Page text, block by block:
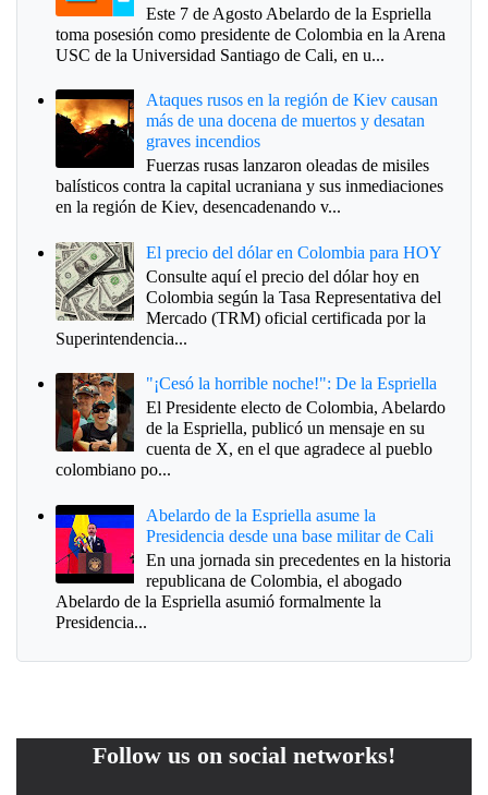
Este 7 de Agosto Abelardo de la Espriella
toma posesión como presidente de Colombia en la Arena
USC de la Universidad Santiago de Cali, en u...
Ataques rusos en la región de Kiev causan
más de una docena de muertos y desatan
graves incendios
Fuerzas rusas lanzaron oleadas de misiles
balísticos contra la capital ucraniana y sus inmediaciones
en la región de Kiev, desencadenando v...
El precio del dólar en Colombia para HOY
Consulte aquí el precio del dólar hoy en
Colombia según la Tasa Representativa del
Mercado (TRM) oficial certificada por la
Superintendencia...
"¡Cesó la horrible noche!": De la Espriella
El Presidente electo de Colombia, Abelardo
de la Espriella, publicó un mensaje en su
cuenta de X, en el que agradece al pueblo
colombiano po...
Abelardo de la Espriella asume la
Presidencia desde una base militar de Cali
En una jornada sin precedentes en la historia
republicana de Colombia, el abogado
Abelardo de la Espriella asumió formalmente la
Presidencia...
Follow us on social networks!